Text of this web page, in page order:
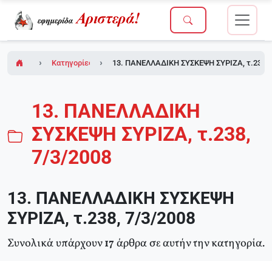
Κατηγορίες 13. ΠΑΝΕΛΛΑΔΙΚΗ ΣΥΣΚΕΨΗ ΣΥΡΙΖΑ, τ.238,
13. ΠΑΝΕΛΛΑΔΙΚΗ
ΣΥΣΚΕΨΗ ΣΥΡΙΖΑ, τ.238,
7/3/2008
13. ΠΑΝΕΛΛΑΔΙΚΗ ΣΥΣΚΕΨΗ
ΣΥΡΙΖΑ, τ.238, 7/3/2008
Συνολικά υπάρχουν17άρθρα σε αυτήν την κατηγορία.